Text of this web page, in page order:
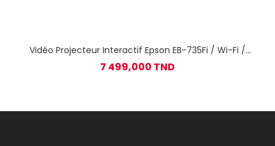
Vidéo Projecteur Interactif Epson EB-735Fi / Wi-Fi /
Blanc
7 499,000 TND